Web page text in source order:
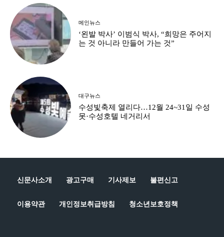
메인뉴스
‘왼발 박사’ 이범식 박사, “희망은 주어지
는 것 아니라 만들어 가는 것”
대구뉴스
수성빛축제 열리다…12월 24~31일 수성
못·수성호텔 네거리서
신문사소개 광고구매 기사제보 불편신고
이용약관 개인정보취급방침 청소년보호정책